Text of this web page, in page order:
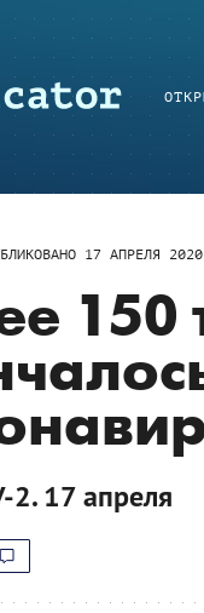
17 АПРЕЛЯ
150
2. 17 апреля